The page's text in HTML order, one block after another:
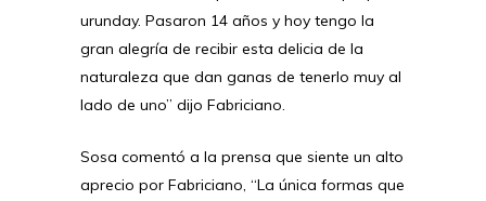
urunday. Pasaron 14 años y hoy tengo la
gran alegría de recibir esta delicia de la
naturaleza que dan ganas de tenerlo muy al
lado de uno” dijo Fabriciano.
Sosa comentó a la prensa que siente un alto
aprecio por Fabriciano, “La única formas que